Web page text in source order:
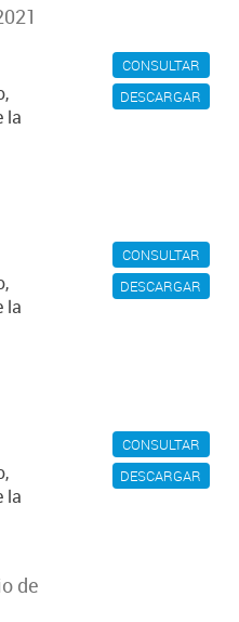
CONSULTAR
DESCARGAR
la
CONSULTAR
DESCARGAR
la
CONSULTAR
DESCARGAR
la
de